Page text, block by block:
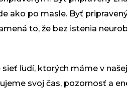
ako po masle. Byť
to, že bez istenia
ľudí, ktorých máme v
svoj čas, pozornosť a